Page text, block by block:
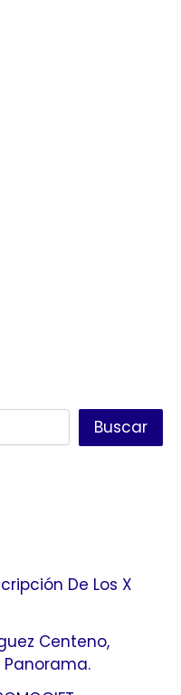
Buscar
De Los X
Centeno,
Panorama.